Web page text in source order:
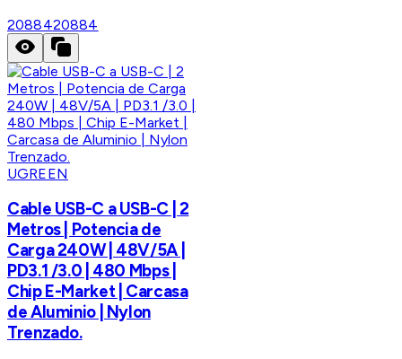
2088420884
UGREEN
Cable USB-C a USB-C | 2
Metros | Potencia de
Carga 240W | 48V/5A |
PD3.1 /3.0 | 480 Mbps |
Chip E-Market | Carcasa
de Aluminio | Nylon
Trenzado.